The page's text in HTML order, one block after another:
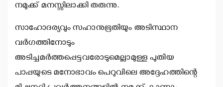
നമുക്ക് മനസ്സിലാക്കി തരുന്നു.
സാഹോദര്യവും സഹാനുഭൂതിയും അടിസ്ഥാന
വര്‍ഗത്തിനോടും
അടിച്ചമര്‍ത്തപ്പെട്ടവരോടുമെല്ലാമുള്ള പുതിയ
പാപ്പയുടെ മനോഭാവം പെറുവിലെ അദ്ദേഹത്തിന്റെ